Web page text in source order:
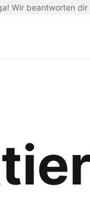
Wir beantworten